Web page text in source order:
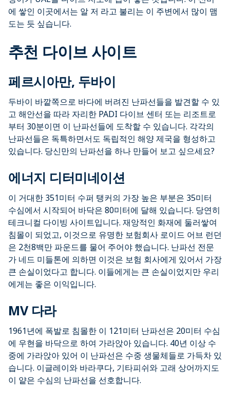
에 쌓인 이곳에서는 알 저 라고 불리는 이 주변에서 많이 맴
도는 듯 싶습니다.
추천 다이브 사이트
페르시아만, 두바이
두바이 바깥쪽으로 바다에 버려진 난파선들을 발견할 수 있
고 해안선을 따라 자리한 PADI 다이브 센터 또는 리조트로
부터 30분이면 이 난파선들에 도착할 수 있습니다. 각각의
난파선들은 독특하면서도 독립적인 해양 제국을 형성하고
있습니다. 당신만의 난파선을 하나 만들어 보고 싶으세요?
에너지 디터미네이션
이 거대한 351미터 수퍼 탱커의 가장 높은 부분은 35미터
수심에서 시작되어 바닥은 80미터에 달해 있습니다. 당연히
테크니컬 다이빙 사이트입니다. 재앙적인 화재에 둘러쌓여
침몰이 되었고, 이것으로 유명한 보험회사 로이드 어브 런던
은 2천8백만 파운드를 물어 주어야 했습니다. 난파선 전문
가 네드 미들톤에 의하면 이것은 보험 회사에게 있어서 가장
큰 손실이었다고 합니다. 이들에게는 큰 손실이었지만 우리
에게는 좋은 이익입니다.
MV 다라
1961년에 폭발로 침몰한 이 121미터 난파선은 20미터 수심
에 우현을 바닥으로 하여 가라앉아 있습니다. 40년 이상 수
중에 가라앉아 있어 이 난파선은 수중 생물체들로 가득차 있
습니다. 이글레이와 바라쿠다, 기타피쉬와 고래 상어까지도
이 얕은 수심의 난파선을 선호합니다.